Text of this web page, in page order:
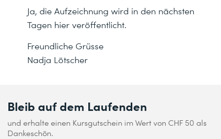
Ja, die Aufzeichnung wird in den nächsten
Tagen hier veröffentlicht.
Freundliche Grüsse
Nadja Lötscher
Bleib auf dem Laufenden
und erhalte einen Kursgutschein im Wert von CHF 50 als
Dankeschön.